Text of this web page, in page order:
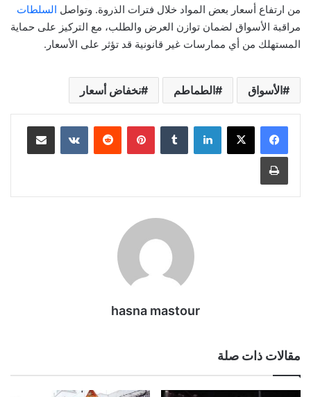
من ارتفاع أسعار بعض المواد خلال فترات الذروة. وتواصل السلطات
مراقبة الأسواق لضمان توازن العرض والطلب، مع التركيز على حماية
المستهلك من أي ممارسات غير قانونية قد تؤثر على الأسعار.
الأسواق الطماطم نخفاض أسعار
لينكدإن بينتيريست مشاركة عبر البريد
طباعة
hasna mastour
مقالات ذات صلة